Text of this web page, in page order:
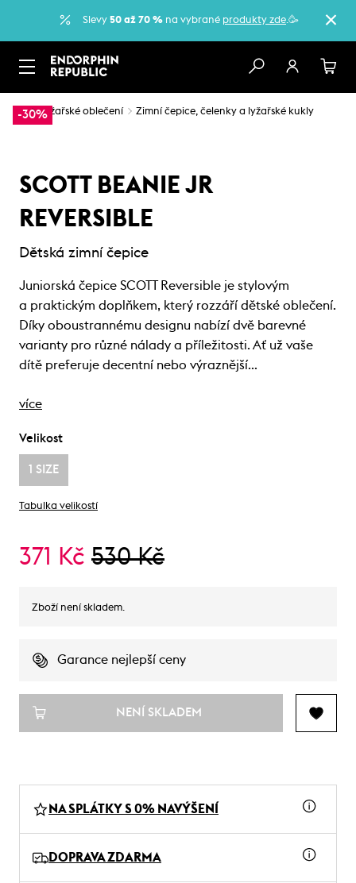
Slevy 50 až 70 % na vybrané produkty zde.🥳
-30%
… Lyžařské oblečení Zimní čepice, čelenky a lyžařské kukly
SCOTT BEANIE JR
REVERSIBLE
Dětská zimní čepice
Juniorská čepice SCOTT Reversible je stylovým
a praktickým doplňkem, který rozzáří dětské oblečení.
Díky oboustrannému designu nabízí dvě barevné
varianty pro různé nálady a příležitosti. Ať už vaše
dítě preferuje decentní nebo výraznější…
více
Velikost
1 SIZE
Tabulka velikostí
371 Kč 530 Kč
Zboží není skladem.
Garance nejlepší ceny
NENÍ SKLADEM
NA SPLÁTKY S 0% NAVÝŠENÍ
DOPRAVA ZDARMA